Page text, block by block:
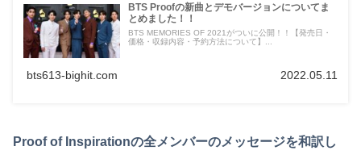
BTS Proofの新曲とデモバージョンについてま
とめました！！
BTS MEMORIES OF 2021がついに公開！！【発売日・
価格・収録内容・予約方法について】...
bts613-bighit.com 2022.05.11
Proof of Inspirationの全メンバーのメッセージを和訳し